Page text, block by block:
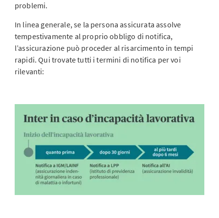
problemi.
In linea generale, se la persona assicurata assolve
tempestivamente al proprio obbligo di notifica,
l’assicurazione può proceder al risarcimento in tempi
rapidi. Qui trovate tutti i termini di notifica per voi
rilevanti: